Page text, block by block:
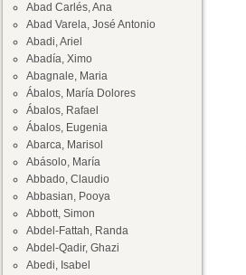
Abad Carlés, Ana
Abad Varela, José Antonio
Abadi, Ariel
Abadía, Ximo
Abagnale, Maria
Ábalos, María Dolores
Ábalos, Rafael
Ábalos, Eugenia
Abarca, Marisol
Abásolo, María
Abbado, Claudio
Abbasian, Pooya
Abbott, Simon
Abdel-Fattah, Randa
Abdel-Qadir, Ghazi
Abedi, Isabel